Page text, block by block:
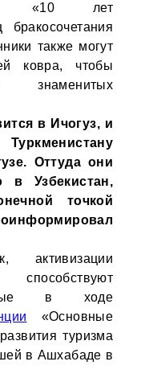
«10 лет
также могут
ковра, чтобы
знаменитых
в Ичогуз, и
Оттуда они
в Узбекистан,
точкой
активизации
способствуют
в ходе
«Основные
туризма
в Ашхабаде в